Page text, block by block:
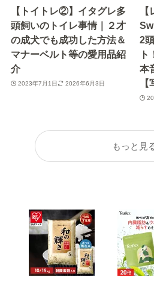
【トイトレ②】イタグレ多
頭飼いのトイレ事情｜２才
の成犬でも成功した方法＆
マナーベルト等の愛用品紹
介
2023年7月1日 2026年6月3日
2
本
もっと見